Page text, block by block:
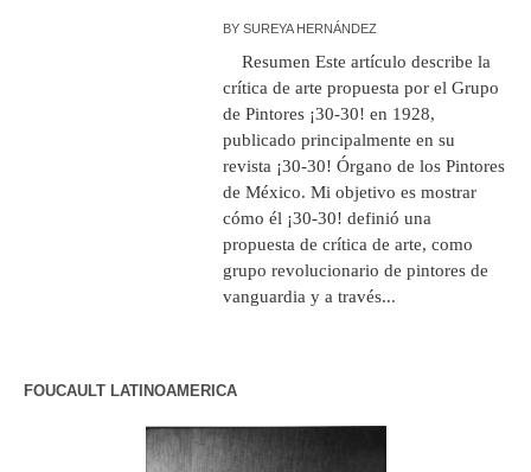
BYSUREYA HERNÁNDEZ
Resumen Este artículo describe la
crítica de arte propuesta por el Grupo
de Pintores ¡30-30! en 1928,
publicado principalmente en su
revista ¡30-30! Órgano de los Pintores
de México. Mi objetivo es mostrar
cómo él ¡30-30! definió una
propuesta de crítica de arte, como
grupo revolucionario de pintores de
vanguardia y a través...
FOUCAULT LATINOAMERICA